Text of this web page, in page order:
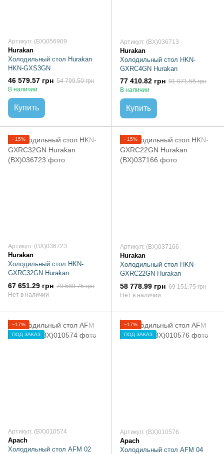
Артикул: (BX)056909
Hurakan
Холодильный стол Hurakan
HKN-GXS3GN
46 579.57 грн 54 799.50 грн
В наличии
Купить
Артикул: (BX)036713
Hurakan
Холодильный стол HKN-
GXRC4GN Hurakan
77 410.82 грн 91 071.55 грн
В наличии
Купить
−15%
Артикул: (BX)036723
Hurakan
Холодильный стол HKN-
GXRC32GN Hurakan
67 651.29 грн 79 589.75 грн
Нет в наличии
−15%
Артикул: (BX)037166
Hurakan
Холодильный стол HKN-
GXRC22GN Hurakan
58 778.99 грн 69 151.75 грн
Нет в наличии
−17%
ПОД ЗАКАЗ
Артикул: (BX)010574
Apach
Холодильный стол AFM 02
−17%
ПОД ЗАКАЗ
Артикул: (BX)010576
Apach
Холодильный стол AFM 04